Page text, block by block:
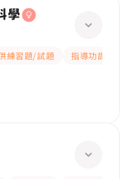
學
練習題/試題 指導功課